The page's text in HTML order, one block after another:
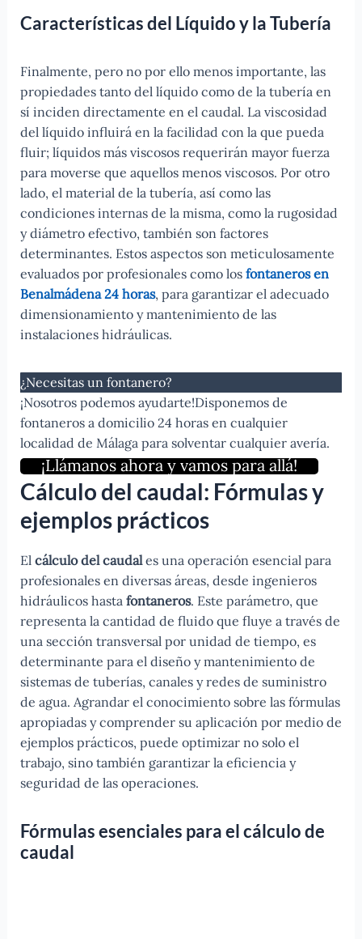
Características del Líquido y la Tubería
Finalmente, pero no por ello menos importante, las
propiedades tanto del líquido como de la tubería en
sí inciden directamente en el caudal. La viscosidad
del líquido influirá en la facilidad con la que pueda
fluir; líquidos más viscosos requerirán mayor fuerza
para moverse que aquellos menos viscosos. Por otro
lado, el material de la tubería, así como las
condiciones internas de la misma, como la rugosidad
y diámetro efectivo, también son factores
determinantes. Estos aspectos son meticulosamente
evaluados por profesionales como los fontaneros en
Benalmádena 24 horas, para garantizar el adecuado
dimensionamiento y mantenimiento de las
instalaciones hidráulicas.
¿Necesitas un fontanero?
¡Nosotros podemos ayudarte!Disponemos de
fontaneros a domicilio 24 horas en cualquier
localidad de Málaga para solventar cualquier avería.
¡Llámanos ahora y vamos para allá!
Cálculo del caudal: Fórmulas y
ejemplos prácticos
El cálculo del caudales una operación esencial para
profesionales en diversas áreas, desde ingenieros
hidráulicos hasta fontaneros. Este parámetro, que
representa la cantidad de fluido que fluye a través de
una sección transversal por unidad de tiempo, es
determinante para el diseño y mantenimiento de
sistemas de tuberías, canales y redes de suministro
de agua. Agrandar el conocimiento sobre las fórmulas
apropiadas y comprender su aplicación por medio de
ejemplos prácticos, puede optimizar no solo el
trabajo, sino también garantizar la eficiencia y
seguridad de las operaciones.
Fórmulas esenciales para el cálculo de
caudal